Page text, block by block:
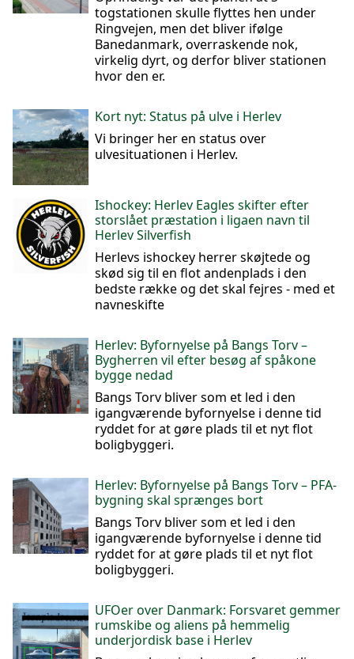
togstationen skulle flyttes hen under
Ringvejen, men det bliver ifølge
Banedanmark, overraskende nok,
virkelig dyrt, og derfor bliver stationen
hvor den er.
Kort nyt: Status på ulve i Herlev
Vi bringer her en status over
ulvesituationen i Herlev.
Ishockey: Herlev Eagles skifter efter
storslået præstation i ligaen navn til
Herlev Silverfish
Herlevs ishockey herrer skøjtede og
skød sig til en flot andenplads i den
bedste række og det skal fejres - med et
navneskifte
Herlev: Byfornyelse på Bangs Torv –
Bygherren vil efter besøg af spåkone
bygge nedad
Bangs Torv bliver som et led i den
igangværende byfornyelse i denne tid
ryddet for at gøre plads til et nyt flot
boligbyggeri.
Herlev: Byfornyelse på Bangs Torv – PFA-
bygning skal sprænges bort
Bangs Torv bliver som et led i den
igangværende byfornyelse i denne tid
ryddet for at gøre plads til et nyt flot
boligbyggeri.
UFOer over Danmark: Forsvaret gemmer
rumskibe og aliens på hemmelig
underjordisk base i Herlev